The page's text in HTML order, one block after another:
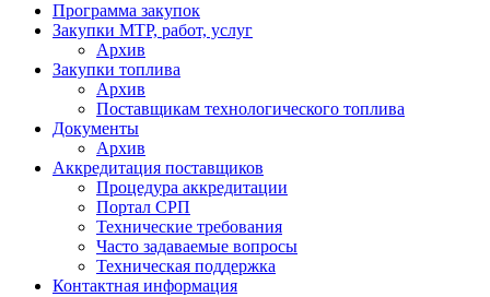
Программа закупок
Закупки МТР, работ, услуг
Архив
Закупки топлива
Архив
Поставщикам технологического топлива
Документы
Архив
Аккредитация поставщиков
Процедура аккредитации
Портал СРП
Технические требования
Часто задаваемые вопросы
Техническая поддержка
Контактная информация